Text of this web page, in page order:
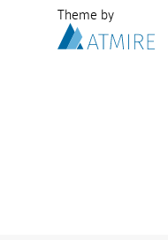
Theme by